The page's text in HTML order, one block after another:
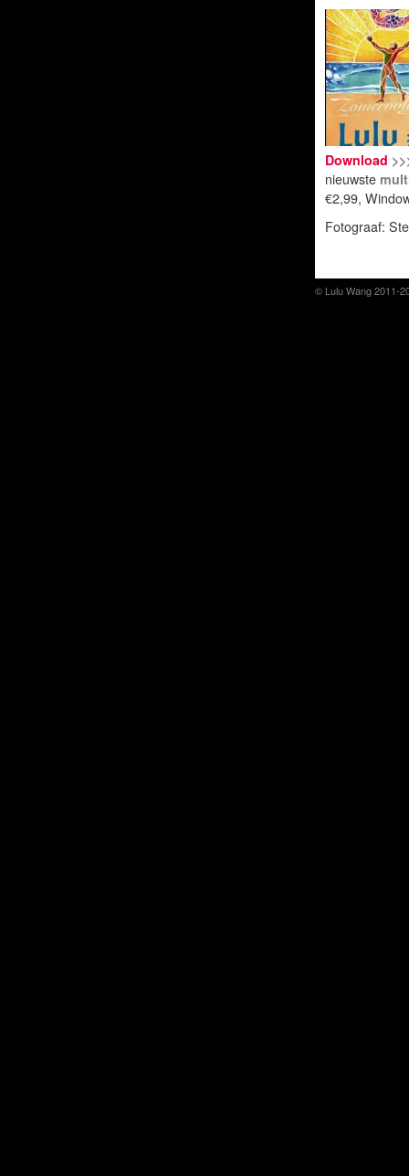
Download
nieuwste
€2,99,
Fotograaf:
© Lulu Wang 2011-